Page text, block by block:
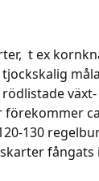
t ex
förekommer
130